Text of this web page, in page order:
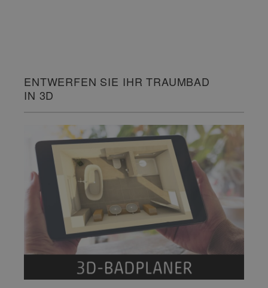
ENTWERFEN SIE IHR TRAUMBAD
IN 3D